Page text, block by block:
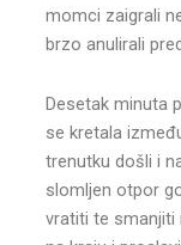
momci zaigrali
brzo anulirali
Desetak minuta
se kretala
trenutku došli i
slomljen otpor
vratiti te smanjiti